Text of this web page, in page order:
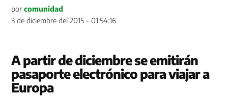
por comunidad
3 de diciembre del 2015 - 01:54:16
A partir de diciembre se emitirán
pasaporte electrónico para viajar a
Europa